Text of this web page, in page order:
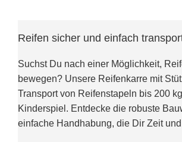
Reifen sicher und einfach
Suchst Du nach einer Möglichkeit,
bewegen? Unsere Reifenkarre mit
Transport von Reifenstapeln bis 200
Kinderspiel. Entdecke die robuste
einfache Handhabung, die Dir Zeit